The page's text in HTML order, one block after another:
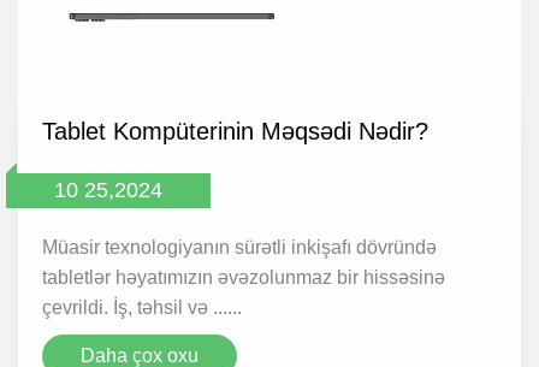
Tablet Kompüterinin Məqsədi Nədir?
10 25,2024
Müasir texnologiyanın sürətli inkişafı dövründə
tabletlər həyatımızın əvəzolunmaz bir hissəsinə
çevrildi. İş, təhsil və ......
Daha çox oxu